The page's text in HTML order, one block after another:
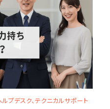
ルプデスク、テクニカルサポート